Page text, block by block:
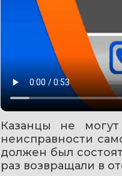
Казанцы не
неисправности
должен был
раз возвращали в